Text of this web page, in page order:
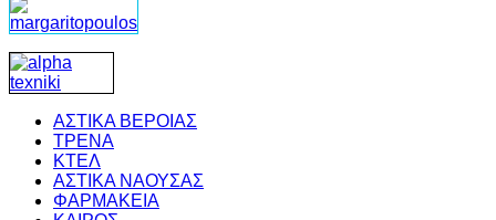
ΑΣΤΙΚΑ ΒΕΡΟΙΑΣ
ΤΡΕΝΑ
ΚΤΕΛ
ΑΣΤΙΚΑ ΝΑΟΥΣΑΣ
ΦΑΡΜΑΚΕΙΑ